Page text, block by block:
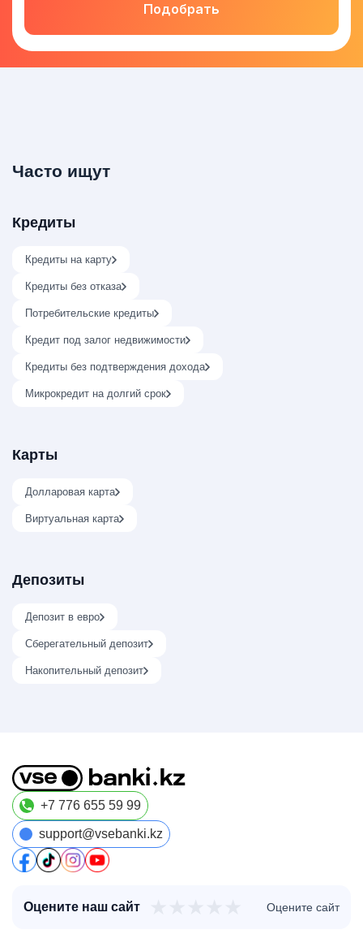
Подобрать
Часто ищут
Кредиты
Кредиты на карту
Кредиты без отказа
Потребительские кредиты
Кредит под залог недвижимости
Кредиты без подтверждения дохода
Микрокредит на долгий срок
Карты
Долларовая карта
Виртуальная карта
Депозиты
Депозит в евро
Сберегательный депозит
Накопительный депозит
+7 776 655 59 99
support@vsebanki.kz
Оцените наш сайт Оцените сайт